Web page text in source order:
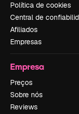
Política de cookies
Central de
Afiliados
Empresas
Empresa
Preços
Sobre nós
Reviews